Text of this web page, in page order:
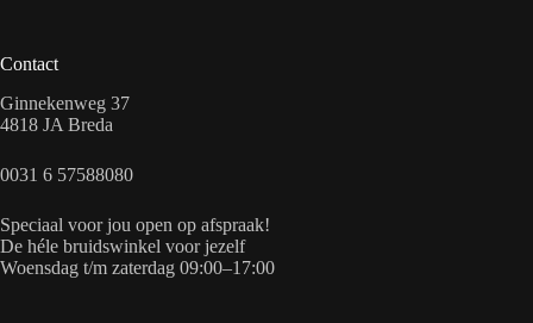
Contact
Ginnekenweg 37
4818 JA Breda
0031 6 57588080
Speciaal voor jou open op afspraak!
De héle bruidswinkel voor jezelf
Woensdag t/m zaterdag 09:00–17:00